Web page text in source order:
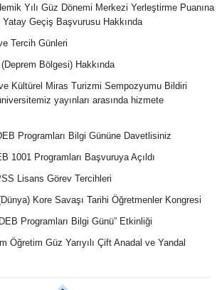
Yılı Güz Dönemi Merkezi Yerleştirme Puanına
Geçiş Başvurusu Hakkında
Tercih Günleri
Bölgesi) Hakkında
Kültürel Miras Turizmi Sempozyumu Bildiri
yayınları arasında hizmete
Programları Bilgi Gününe Davetlisiniz
1001 Programları Başvuruya Açıldı
Lisans Görev Tercihleri
Kore Savaşı Tarihi Öğretmenler Kongresi
Programları Bilgi Günü” Etkinliği
Öğretim Güz Yarıyılı Çift Anadal ve Yandal